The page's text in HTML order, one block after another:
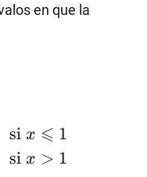
en que la
1
si x ⩽ 1
si x > 1